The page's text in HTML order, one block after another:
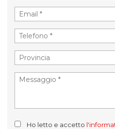
Ho letto e accetto